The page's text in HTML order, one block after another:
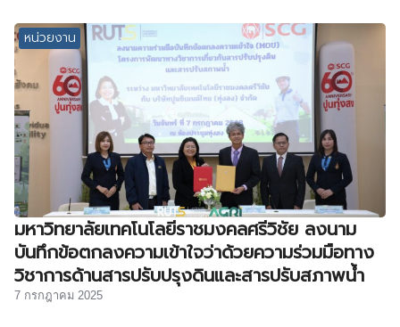
หน่วยงาน
มหาวิทยาลัยเทคโนโลยีราชมงคลศรีวิชัย ลงนาม
บันทึกข้อตกลงความเข้าใจว่าด้วยความร่วมมือทาง
วิชาการด้านสารปรับปรุงดินและสารปรับสภาพน้ำ
7 กรกฎาคม 2025